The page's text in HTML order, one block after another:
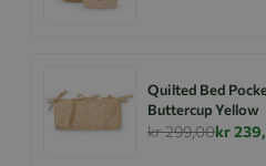
Quilted Bed
Buttercup Yellow
kr 299,00kr